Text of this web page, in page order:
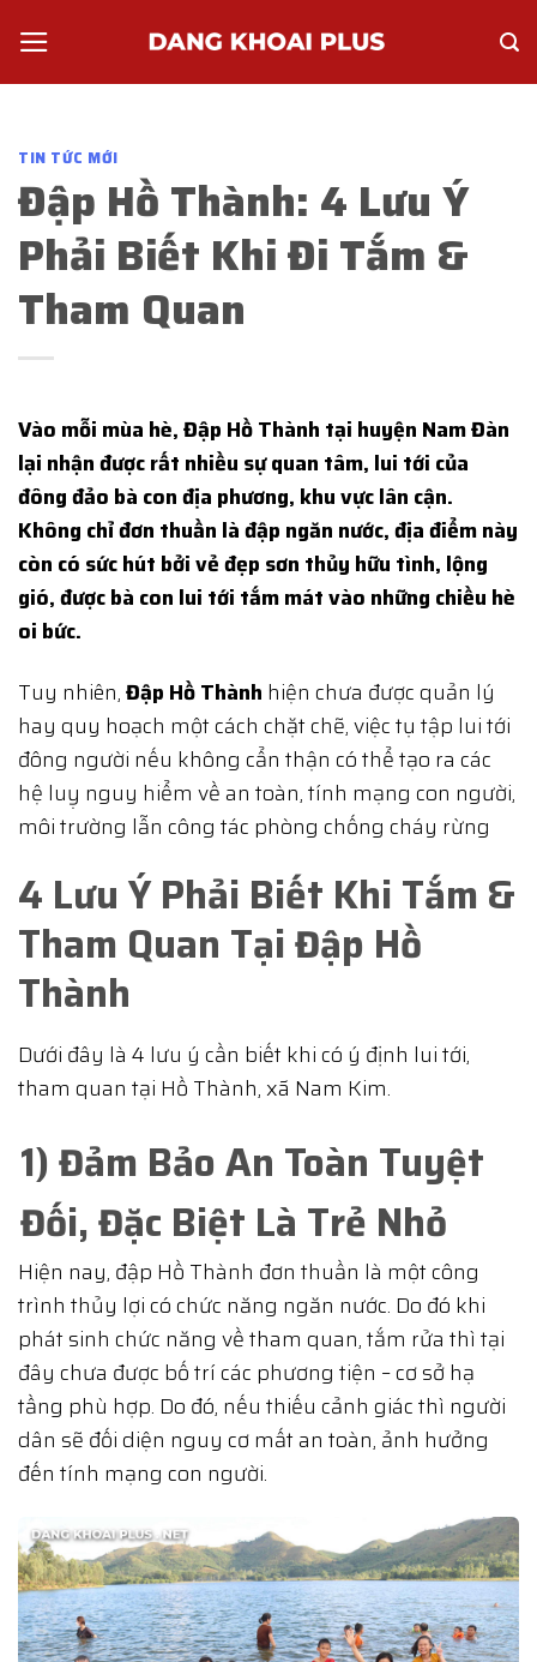
content
TIN TỨC MỚI
Đập Hồ Thành: 4 Lưu Ý
Phải Biết Khi Đi Tắm &
Tham Quan
Vào mỗi mùa hè, Đập Hồ Thành tại huyện Nam Đàn
lại nhận được rất nhiều sự quan tâm, lui tới của
đông đảo bà con địa phương, khu vực lân cận.
Không chỉ đơn thuần là đập ngăn nước, địa điểm này
còn có sức hút bởi vẻ đẹp sơn thủy hữu tình, lộng
gió, được bà con lui tới tắm mát vào những chiều hè
oi bức.
Tuy nhiên,Đập Hồ Thành hiện chưa được quản lý
hay quy hoạch một cách chặt chẽ, việc tụ tập lui tới
đông người nếu không cẩn thận có thể tạo ra các
hệ luỵ nguy hiểm về an toàn, tính mạng con người,
môi trường lẫn công tác phòng chống cháy rừng
4 Lưu Ý Phải Biết Khi Tắm &
Tham Quan Tại Đập Hồ
Thành
Dưới đây là 4 lưu ý cần biết khi có ý định lui tới,
tham quan tại Hồ Thành, xã Nam Kim.
1) Đảm Bảo An Toàn Tuyệt
Đối, Đặc Biệt Là Trẻ Nhỏ
Hiện nay, đập Hồ Thành đơn thuần là một công
trình thủy lợi có chức năng ngăn nước. Do đó khi
phát sinh chức năng về tham quan, tắm rửa thì tại
đây chưa được bố trí các phương tiện – cơ sở hạ
tầng phù hợp. Do đó, nếu thiếu cảnh giác thì người
dân sẽ đối diện nguy cơ mất an toàn, ảnh hưởng
đến tính mạng con người.